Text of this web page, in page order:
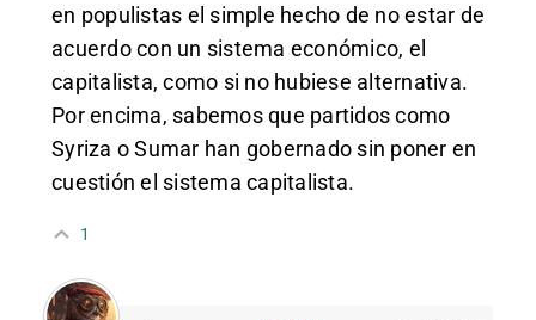
en populistas el simple hecho de no estar de
acuerdo con un sistema económico, el
capitalista, como si no hubiese alternativa.
Por encima, sabemos que partidos como
Syriza o Sumar han gobernado sin poner en
cuestión el sistema capitalista.
1